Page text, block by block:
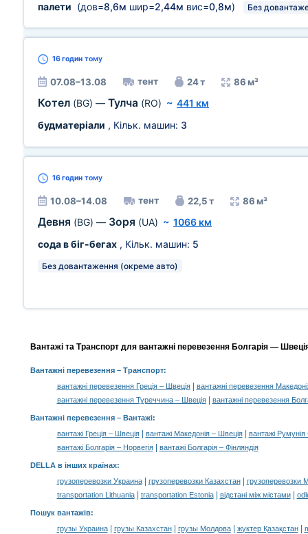
палети (дов=8,6м шир=2,44м вис=0,8м) Без
16 годин тому
07.08–13.08 тент 24 т 86 м³
Котел (BG) — Тулча (RO) ~ 441 км
будматеріали , Кільк. машин: 3
16 годин тому
10.08–14.08 тент 22,5 т 86 м³
Девня (BG) — Зоря (UA) ~ 1066 км
сода в біг-бегах , Кільк. машин: 5
Без довантаження (окреме авто)
Вантажі та Транспорт для вантажні перевезення Болгарія —
Вантажні перевезення– Транспорт:
вантажні перевезення Греція – Швеція|
вантажні перевезення
вантажні перевезення Туреччина – Швеція| вантажні перевезення
Вантажні перевезення – Вантажі:
вантажі Греція – Швеція| вантажі Македонія – Швеція|
вантажі
вантажі Болгарія – Норвегія| вантажі Болгарія – Фінляндія
DELLA в інших країнах:
грузоперевозки Украина| грузоперевозки Казахстан|
грузоперевозки
transportation Lithuania| transportation Estonia| відстані між містами|
Пошук вантажів:
грузы Украина| грузы Казахстан| грузы Молдова| жүктер Қазақстан|